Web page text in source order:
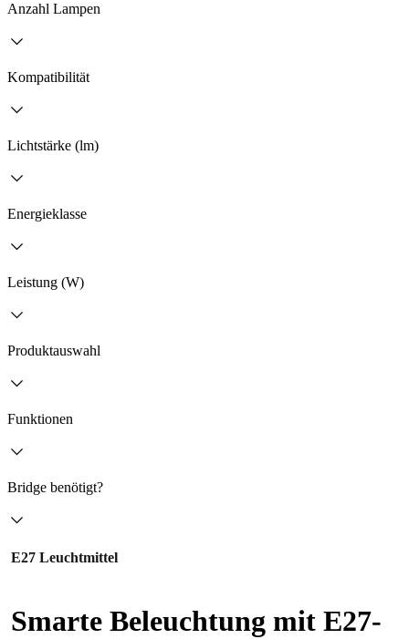
Anzahl Lampen
Kompatibilität
Lichtstärke (lm)
Energieklasse
Leistung (W)
Produktauswahl
Funktionen
Bridge benötigt?
E27 Leuchtmittel
Smarte Beleuchtung mit E27-